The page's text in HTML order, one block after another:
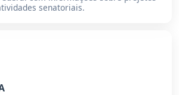
senatoriais.